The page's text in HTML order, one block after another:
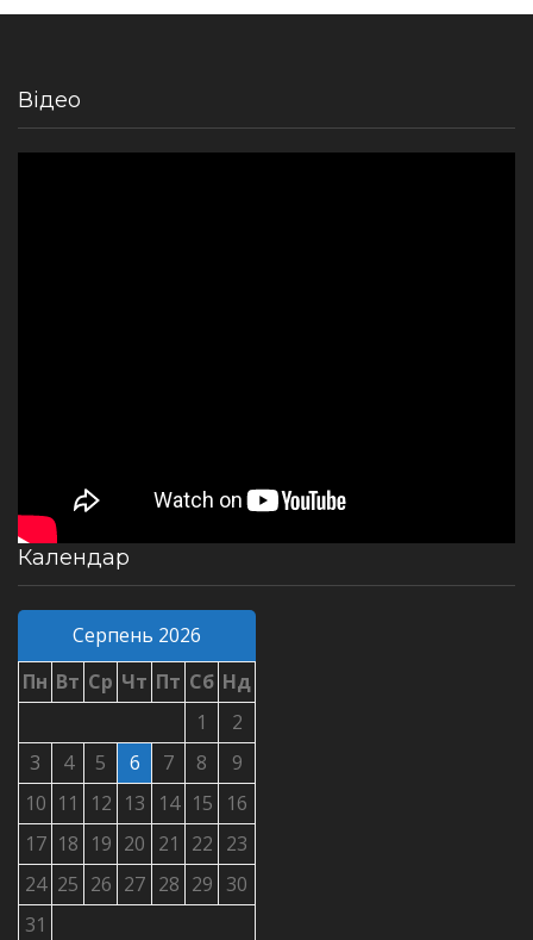
Відео
Календар
Серпень 2026
Пн Вт Ср Чт Пт Сб Нд
1
2
3
4 5 6 7 8
9
10 11 12 13 14 15
16
17 18 19 20 21 22 23
24 25 26 27 28 29 30
31